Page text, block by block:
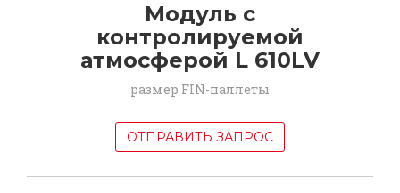
Модуль с
контролируемой
атмосферой L 610LV
размер FIN-паллеты
ОТПРАВИТЬ ЗАПРОС